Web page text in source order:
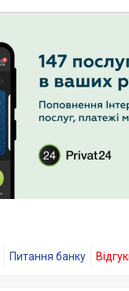
Питання банку